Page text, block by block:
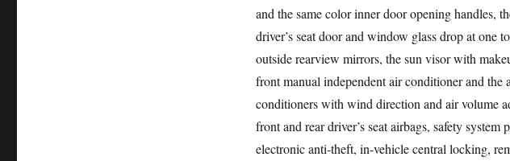
and the same color inner door opening handles,
driver’s seat door and window glass drop at one
outside rearview mirrors, the sun visor with
front manual independent air conditioner and
conditioners with wind direction and air volume
front and rear driver’s seat airbags, safety
electronic anti-theft, in-vehicle central locking,